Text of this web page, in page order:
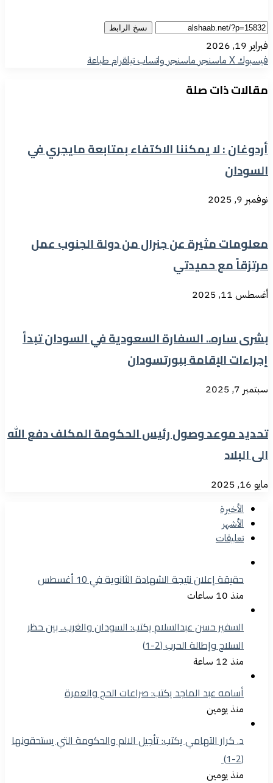
نسخ الرابط
فبراير 19, 2026
فيسبوك‫Xماسنجر ماسنجر واتسابتيلقرامطباعة
مقالات ذات صلة
أردوغان : لا يمكننا الاكتفاء بمتابعة مايجري في
السودان
نوفمبر 9, 2025
معلومات مثيرة عن جنرال من دولة الجنوب عمل
مرتزقاً مع حميدتي
أغسطس 11, 2025
بشرى ساره.. السفارة السعودية في السودان تبدأ
إجراءات الإقامة ببورتسودان
سبتمبر 7, 2025
تحديد موعد وصول رئيس الحكومة المكلف دفع الله
الى البلاد
مايو 16, 2025
الأخيرة
الأشهر
تعليقات
حقيقة إعلان نتيجة الشهادة الثانوية في 10 أغسطس
منذ 10 ساعات
السفير حسن عبدالسلام يكتب: السودان والغرب.. بين حظر
السلاح وإطالة الحرب (2-1)
منذ 12 ساعة
أسامه عبد الماجد يكتب: صراعات الحج والعمرة
منذ يومين
د. كرار التهامي يكتب: تأجيل الالم والحكومة التي يستحقونها
(2-1)
منذ يومين